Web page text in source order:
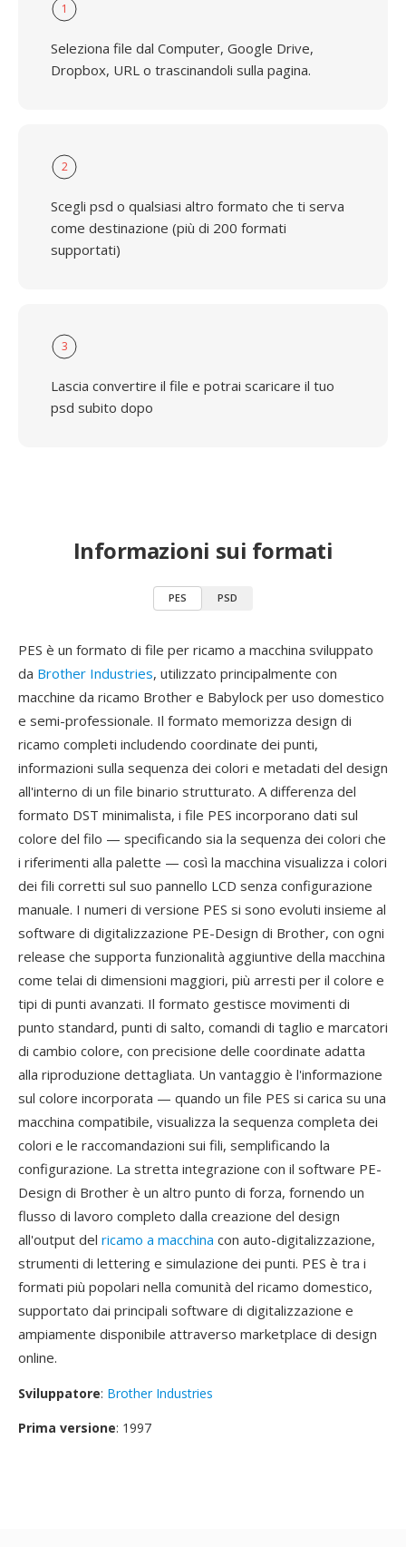
1
Seleziona file dal Computer, Google Drive,
Dropbox, URL o trascinandoli sulla pagina.
2
Scegli psd o qualsiasi altro formato che ti serva
come destinazione (più di 200 formati
supportati)
3
Lascia convertire il file e potrai scaricare il tuo
psd subito dopo
Informazioni sui formati
PES PSD
PES è un formato di file per ricamo a macchina sviluppato
da Brother Industries, utilizzato principalmente con
macchine da ricamo Brother e Babylock per uso domestico
e semi-professionale. Il formato memorizza design di
ricamo completi includendo coordinate dei punti,
informazioni sulla sequenza dei colori e metadati del design
all'interno di un file binario strutturato. A differenza del
formato DST minimalista, i file PES incorporano dati sul
colore del filo — specificando sia la sequenza dei colori che
i riferimenti alla palette — così la macchina visualizza i colori
dei fili corretti sul suo pannello LCD senza configurazione
manuale. I numeri di versione PES si sono evoluti insieme al
software di digitalizzazione PE-Design di Brother, con ogni
release che supporta funzionalità aggiuntive della macchina
come telai di dimensioni maggiori, più arresti per il colore e
tipi di punti avanzati. Il formato gestisce movimenti di
punto standard, punti di salto, comandi di taglio e marcatori
di cambio colore, con precisione delle coordinate adatta
alla riproduzione dettagliata. Un vantaggio è l'informazione
sul colore incorporata — quando un file PES si carica su una
macchina compatibile, visualizza la sequenza completa dei
colori e le raccomandazioni sui fili, semplificando la
configurazione. La stretta integrazione con il software PE-
Design di Brother è un altro punto di forza, fornendo un
flusso di lavoro completo dalla creazione del design
all'output del ricamo a macchina con auto-digitalizzazione,
strumenti di lettering e simulazione dei punti. PES è tra i
formati più popolari nella comunità del ricamo domestico,
supportato dai principali software di digitalizzazione e
ampiamente disponibile attraverso marketplace di design
online.
Sviluppatore: Brother Industries
Prima versione: 1997